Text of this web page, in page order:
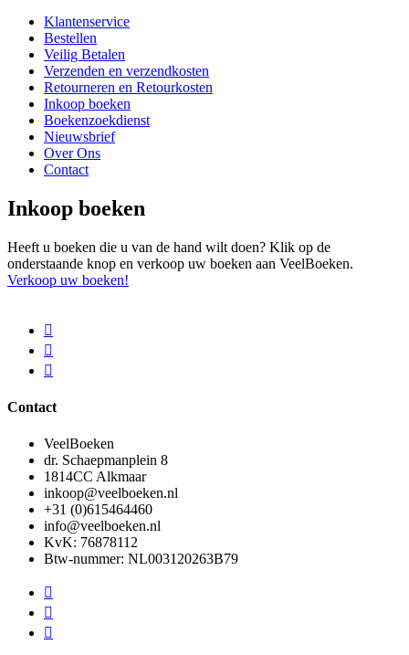
Klantenservice
Bestellen
Veilig Betalen
Verzenden en verzendkosten
Retourneren en Retourkosten
Inkoop boeken
Boekenzoekdienst
Nieuwsbrief
Over Ons
Contact
Inkoop boeken
Heeft u boeken die u van de hand wilt doen? Klik op de
onderstaande knop en verkoop uw boeken aan VeelBoeken.
Verkoop uw boeken!
Contact
VeelBoeken
dr. Schaepmanplein 8
1814CC Alkmaar
inkoop@veelboeken.nl
+31 (0)615464460
info@veelboeken.nl
KvK: 76878112
Btw-nummer: NL003120263B79